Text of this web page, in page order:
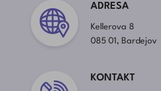
ADRESA
Kellerova 8
085 01, Bardejov
KONTAKT